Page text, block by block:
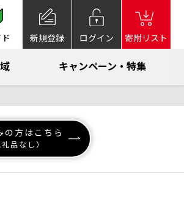
ド 新規登録 ログイン 寄附リスト
キャンペーン・特集
の方はこちら
礼品なし）